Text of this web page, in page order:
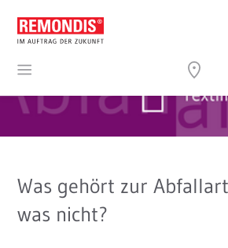
Was gehört zur
was nicht?